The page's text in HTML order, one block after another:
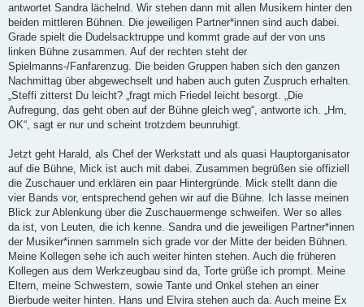
antwortet Sandra lächelnd. Wir stehen dann mit allen Musikern hinter den
beiden mittleren Bühnen. Die jeweiligen Partner*innen sind auch dabei.
Grade spielt die Dudelsacktruppe und kommt grade auf der von uns
linken Bühne zusammen. Auf der rechten steht der
Spielmanns-/Fanfarenzug. Die beiden Gruppen haben sich den ganzen
Nachmittag über abgewechselt und haben auch guten Zuspruch erhalten.
„Steffi zitterst Du leicht? „fragt mich Friedel leicht besorgt. „Die
Aufregung, das geht oben auf der Bühne gleich weg“, antworte ich. „Hm,
OK“, sagt er nur und scheint trotzdem beunruhigt.
Jetzt geht Harald, als Chef der Werkstatt und als quasi Hauptorganisator
auf die Bühne, Mick ist auch mit dabei. Zusammen begrüßen sie offiziell
die Zuschauer und erklären ein paar Hintergründe. Mick stellt dann die
vier Bands vor, entsprechend gehen wir auf die Bühne. Ich lasse meinen
Blick zur Ablenkung über die Zuschauermenge schweifen. Wer so alles
da ist, von Leuten, die ich kenne. Sandra und die jeweiligen Partner*innen
der Musiker*innen sammeln sich grade vor der Mitte der beiden Bühnen.
Meine Kollegen sehe ich auch weiter hinten stehen. Auch die früheren
Kollegen aus dem Werkzeugbau sind da, Torte grüße ich prompt. Meine
Eltern, meine Schwestern, sowie Tante und Onkel stehen an einer
Bierbude weiter hinten. Hans und Elvira stehen auch da. Auch meine Ex